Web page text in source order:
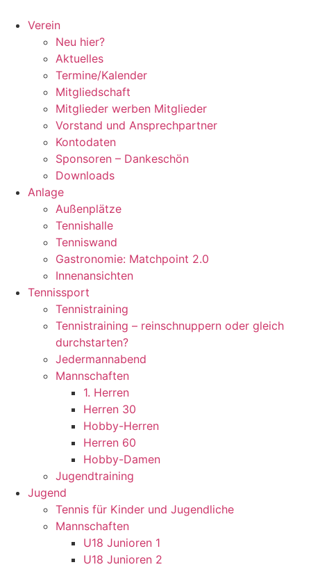
Inhalt
springen
Verein
Neu hier?
Aktuelles
Termine/Kalender
Mitgliedschaft
Mitglieder werben Mitglieder
Vorstand und Ansprechpartner
Kontodaten
Sponsoren – Dankeschön
Downloads
Anlage
Außenplätze
Tennishalle
Tenniswand
Gastronomie: Matchpoint 2.0
Innenansichten
Tennissport
Tennistraining
Tennistraining – reinschnuppern oder gleich
durchstarten?
Jedermannabend
Mannschaften
1. Herren
Herren 30
Hobby-Herren
Herren 60
Hobby-Damen
Jugendtraining
Jugend
Tennis für Kinder und Jugendliche
Mannschaften
U18 Junioren 1
U18 Junioren 2